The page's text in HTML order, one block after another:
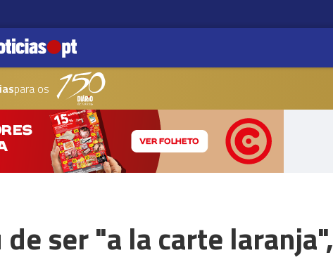
para os
ser "a la carte laranja",